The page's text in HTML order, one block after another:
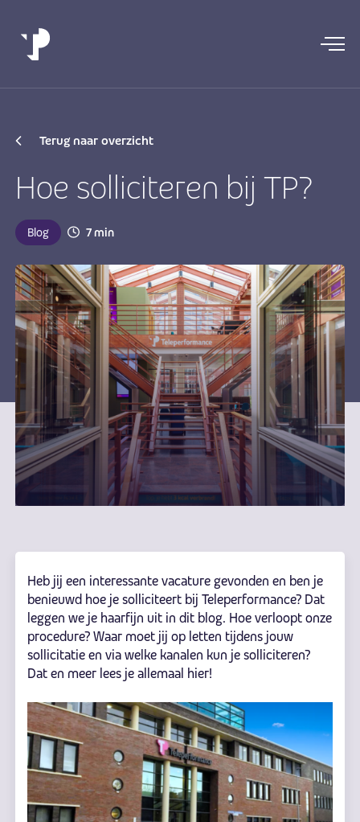
Terug naar overzicht
Hoe solliciteren bij TP?
Blog 7 min
Heb jij een interessante vacature gevonden en ben je
benieuwd hoe je solliciteert bij Teleperformance? Dat
leggen we je haarfijn uit in dit blog. Hoe verloopt onze
procedure? Waar moet jij op letten tijdens jouw
sollicitatie en via welke kanalen kun je solliciteren?
Dat en meer lees je allemaal hier!